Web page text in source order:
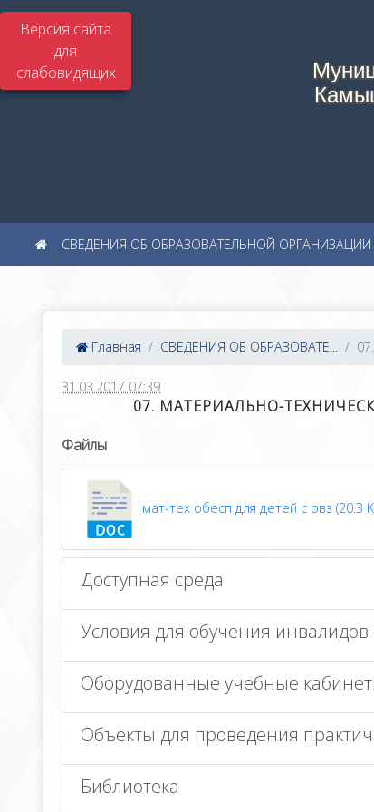
Версия сайта
для
слабовидящих
СВЕДЕНИЯ ОБ ОБРАЗОВАТЕЛЬНОЙ ОРГАНИЗАЦИИ
Главная СВЕДЕНИЯ ОБ ОБРАЗОВАТЕ...
31.03.2017 07:39
07. МАТЕРИАЛЬНО-
Файлы
мат-тех обесп для детей с овз (20.3
Доступная среда
Условия для обучения
Оборудованные учебные
Объекты для проведения
Библиотека